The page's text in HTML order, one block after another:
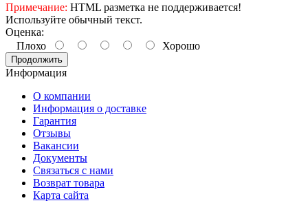
Примечание: HTML разметка не поддерживается!
Используйте обычный текст.
Оценка:
Плохо
Хорошо
Продолжить
Информация
О компании
Информация о доставке
Гарантия
Отзывы
Вакансии
Документы
Связаться с нами
Возврат товара
Карта сайта